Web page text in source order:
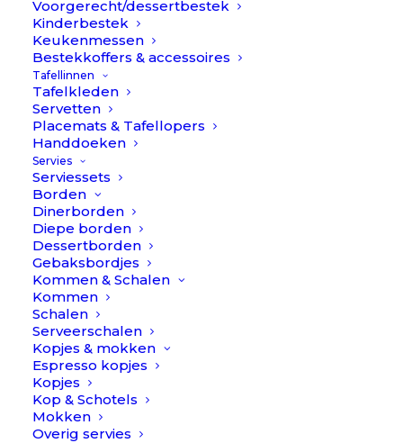
Voorgerecht/dessertbestek
Kinderbestek
Keukenmessen
Bestekkoffers & accessoires
Tafellinnen
Tafelkleden
Servetten
Placemats & Tafellopers
Handdoeken
Servies
Serviessets
Borden
Dinerborden
Diepe borden
Dessertborden
Gebaksbordjes
Kommen & Schalen
Kommen
Schalen
Serveerschalen
Kopjes & mokken
Espresso kopjes
Kopjes
Kop & Schotels
Mokken
Overig servies
Linnen tafelkleed 145x250cm
– Poetry // Himla
Waardering
op
gebaseerd
klantbeoordeling
(1klantbeoordeling)
Kleur
Product
Oeh, een vergrijsd kleurtje blauw die eigenlijk overal wel
bij past! Dit is stoer en toch nog zacht… nice!
Sunshine